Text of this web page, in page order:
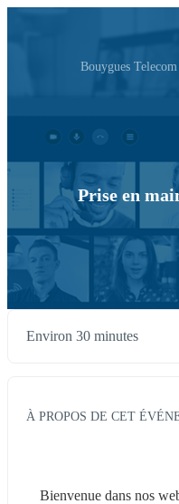
Bouygues
Prise en
Environ 30 minutes
À PROPOS DE CET
Bienvenue dans nos